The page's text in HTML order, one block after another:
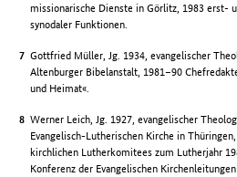
missionarische Dienste in Görlitz, 1983 erst-
synodaler Funktionen.
Gottfried Müller, Jg. 1934, evangelischer
Altenburger Bibelanstalt, 1981–90
und Heimat«.
Werner Leich, Jg. 1927, evangelischer
Evangelisch-Lutherischen Kirche in
kirchlichen Lutherkomitees zum Lutherjahr
Konferenz der Evangelischen